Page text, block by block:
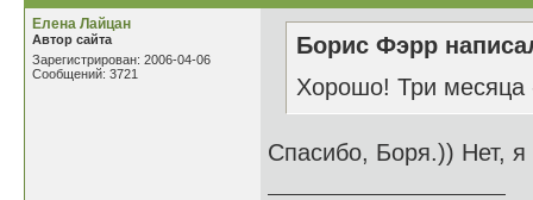
Елена Лайцан
Автор сайта
Зарегистрирован: 2006-04-06
Сообщений: 3721
Борис Фэрр
Хорошо! Три месяца
Спасибо, Боря.)) Нет,